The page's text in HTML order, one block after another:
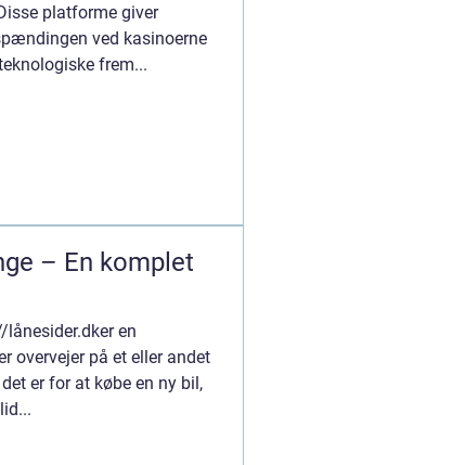
platforme giver
ved kasinoerne
frem...
– En komplet
en
overvejer på et eller andet
er for at købe en ny bil,